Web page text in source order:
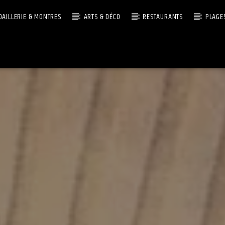
& MONTRES ARTS & DÉCO RESTAURANTS